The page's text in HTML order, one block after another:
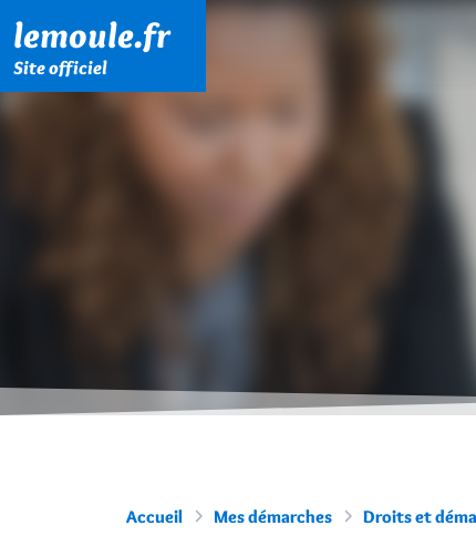
lemoule.fr
Site officiel
Accueil Mes démarches Droits et